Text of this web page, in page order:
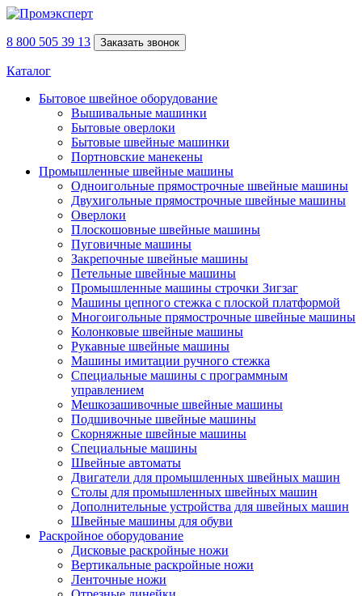
8 800 505 39 13 Заказать звонок
Каталог
Бытовое швейное оборудование
Вышивальные машинки
Бытовые оверлоки
Бытовые швейные машинки
Портновские манекены
Промышленные швейные машины
Одноигольные прямострочные швейные машины
Двухигольные прямострочные швейные машины
Оверлоки
Плоскошовные швейные машины
Пуговичные машины
Закрепочные швейные машины
Петельные швейные машины
Промышленные машины строчки Зигзаг
Машины цепного стежка с плоской платформой
Многоигольные прямострочные швейные машины
Колонковые швейные машины
Рукавные швейные машины
Машины имитации ручного стежка
Специальные машины с программным
управлением
Мешкозашивочные швейные машины
Подшивочные швейные машины
Скорняжные швейные машины
Специальные машины
Швейные автоматы
Двигатели для промышленных швейных машин
Столы для промышленных швейных машин
Дополнительные устройства для швейных машин
Швейные машины для обуви
Раскройное оборудование
Дисковые раскройные ножи
Вертикальные раскройные ножи
Ленточные ножи